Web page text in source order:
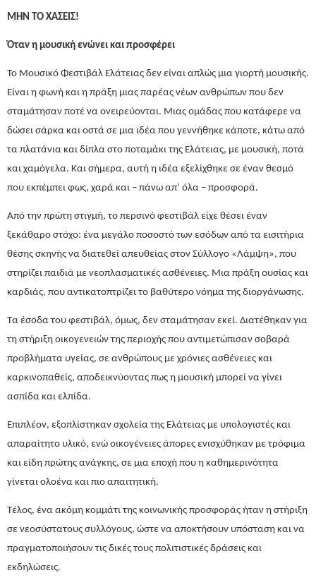
ΜΗΝ ΤΟ ΧΑΣΕΙΣ!
Όταν η μουσική ενώνει και προσφέρει
Το Μουσικό Φεστιβάλ Ελάτειας δεν είναι απλώς μια γιορτή μουσικής.
Είναι η φωνή και η πράξη μιας παρέας νέων ανθρώπων που δεν
σταμάτησαν ποτέ να ονειρεύονται. Μιας ομάδας που κατάφερε να
δώσει σάρκα και οστά σε μια ιδέα που γεννήθηκε κάποτε, κάτω από
τα πλατάνια και δίπλα στο ποταμάκι της Ελάτειας, με μουσική, ποτά
και χαμόγελα. Και σήμερα, αυτή η ιδέα εξελίχθηκε σε έναν θεσμό
που εκπέμπει φως, χαρά και – πάνω απ’ όλα – προσφορά.
Από την πρώτη στιγμή, το περσινό φεστιβάλ είχε θέσει έναν
ξεκάθαρο στόχο: ένα μεγάλο ποσοστό των εσόδων από τα εισιτήρια
θέσης σκηνής να διατεθεί απευθείας στον Σύλλογο «Λάμψη», που
στηρίζει παιδιά με νεοπλασματικές ασθένειες. Μια πράξη ουσίας και
καρδιάς, που αντικατοπτρίζει το βαθύτερο νόημα της διοργάνωσης.
Τα έσοδα του φεστιβάλ, όμως, δεν σταμάτησαν εκεί. Διατέθηκαν για
τη στήριξη οικογενειών της περιοχής που αντιμετώπισαν σοβαρά
προβλήματα υγείας, σε ανθρώπους με χρόνιες ασθένειες και
καρκινοπαθείς, αποδεικνύοντας πως η μουσική μπορεί να γίνει
ασπίδα και ελπίδα.
Επιπλέον, εξοπλίστηκαν σχολεία της Ελάτειας με υπολογιστές και
απαραίτητο υλικό, ενώ οικογένειες άπορες ενισχύθηκαν με τρόφιμα
και είδη πρώτης ανάγκης, σε μια εποχή που η καθημερινότητα
γίνεται ολοένα και πιο απαιτητική.
Τέλος, ένα ακόμη κομμάτι της κοινωνικής προσφοράς ήταν η στήριξη
σε νεοσύστατους συλλόγους, ώστε να αποκτήσουν υπόσταση και να
πραγματοποιήσουν τις δικές τους πολιτιστικές δράσεις και
εκδηλώσεις.